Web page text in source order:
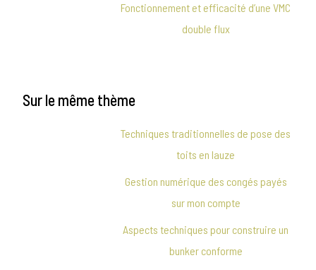
Fonctionnement et efficacité d’une VMC
double flux
Sur le même thème
Techniques traditionnelles de pose des
toits en lauze
Gestion numérique des congés payés
sur mon compte
Aspects techniques pour construire un
bunker conforme